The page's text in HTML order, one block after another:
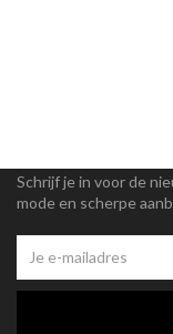
Schrijf je in voor de
mode en scherpe